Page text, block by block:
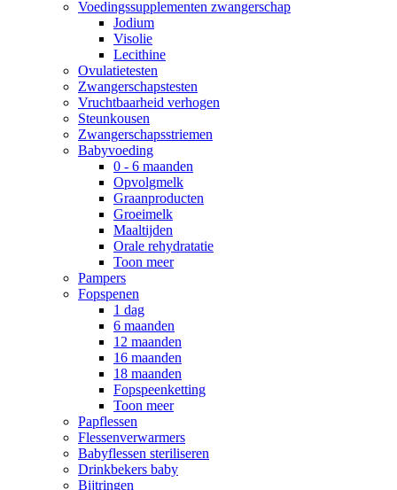
Voedingssupplementen zwangerschap
Jodium
Visolie
Lecithine
Ovulatietesten
Zwangerschapstesten
Vruchtbaarheid verhogen
Steunkousen
Zwangerschapsstriemen
Babyvoeding
0 - 6 maanden
Opvolgmelk
Graanproducten
Groeimelk
Maaltijden
Orale rehydratatie
Toon meer
Pampers
Fopspenen
1 dag
6 maanden
12 maanden
16 maanden
18 maanden
Fopspeenketting
Toon meer
Papflessen
Flessenverwarmers
Babyflessen steriliseren
Drinkbekers baby
Bijtringen